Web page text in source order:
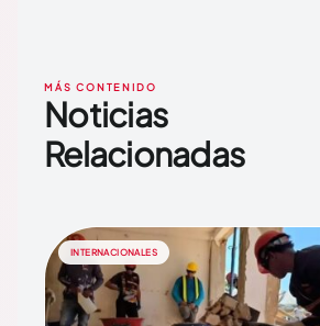
MÁS CONTENIDO
Noticias
Relacionadas
INTERNACIONALES